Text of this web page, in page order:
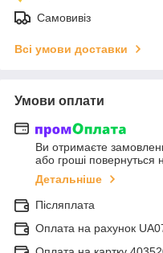
Самовивіз
Всі умови доставки
Умови оплати
Ви отримаєте
або гроші повернуться
Детальніше
Післяплата
Оплата на рахунок